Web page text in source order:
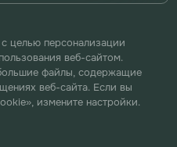
целью персонализации
веб-сайтом.
файлы, содержащие
веб-сайта. Если вы
измените настройки.